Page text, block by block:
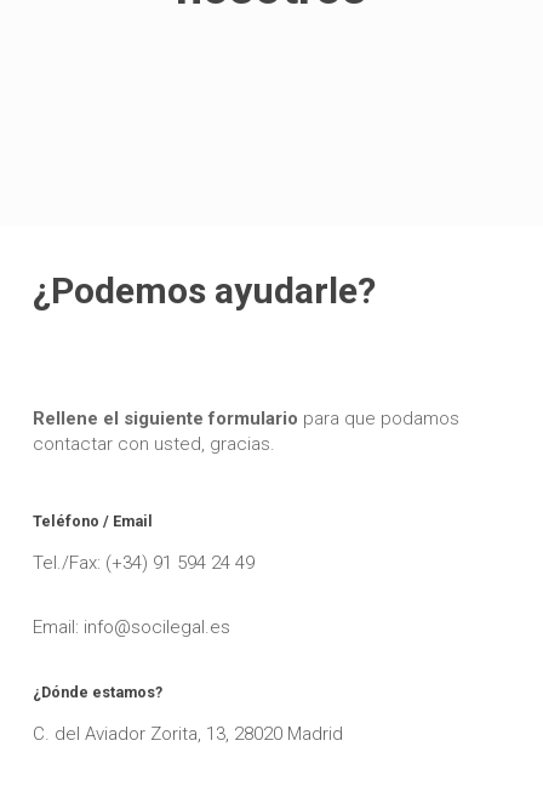
¿Podemos ayudarle?
Rellene el siguiente formulario para que podamos
contactar con usted, gracias.
Teléfono / Email
Tel./Fax: (+34) 91 594 24 49
Email: info@socilegal.es
¿Dónde estamos?
C. del Aviador Zorita, 13, 28020 Madrid